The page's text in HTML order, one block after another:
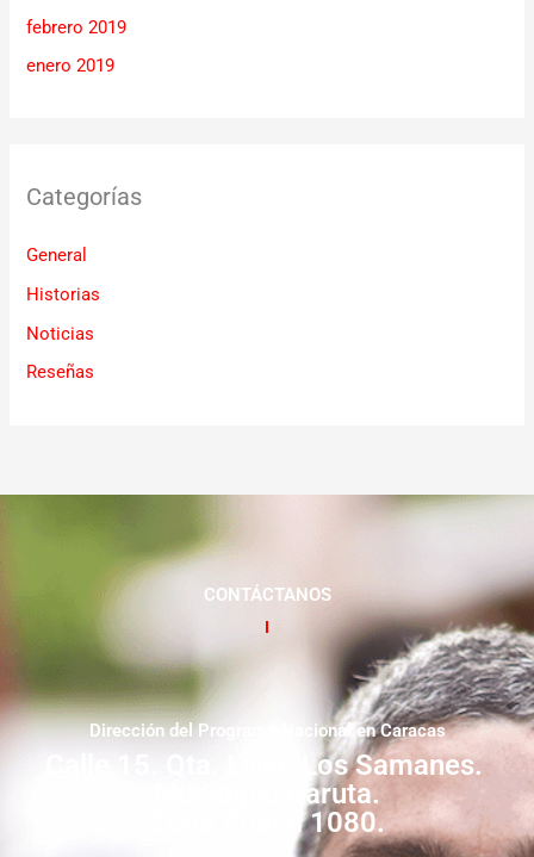
febrero 2019
enero 2019
Categorías
General
Historias
Noticias
Reseñas
CONTÁCTANOS
Dirección del Programa Nacional en Caracas
Calle 15. Qta. Livia. Los Samanes.
Municipio Baruta.
Zona Postal 1080.